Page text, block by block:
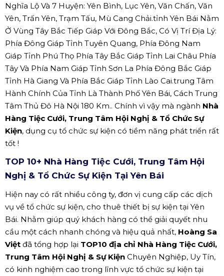
Nghĩa Lộ Và 7 Huyện: Yên Bình, Lục Yên, Văn Chấn, Văn
Yên, Trấn Yên, Trạm Tấu, Mù Cang Chải.tỉnh Yên Bái Nằm
Ở Vùng Tây Bắc Tiếp Giáp Với Đông Bắc, Có Vị Trí Địa Lý:
Phía Đông Giáp Tỉnh Tuyên Quang, Phía Đông Nam
Giáp Tỉnh Phú Thọ Phía Tây Bắc Giáp Tỉnh Lai Châu Phía
Tây Và Phía Nam Giáp Tỉnh Sơn La Phía Đông Bắc Giáp
Tỉnh Hà Giang Và Phía Bắc Giáp Tỉnh Lào Cai.trung Tâm
Hành Chính Của Tỉnh Là Thành Phố Yên Bái, Cách Trung
Tâm Thủ Đô Hà Nội 180 Km.. Chính vì vậy mà ngành Nhà
Hàng Tiệc Cưới, Trung Tâm Hội Nghị & Tổ Chức Sự
Kiện, dụng cụ tổ chức sự kiện có tiềm năng phát triển rất
tốt !
TOP 10+ Nhà Hàng Tiệc Cưới, Trung Tâm Hội
Nghị & Tổ Chức Sự Kiện Tại Yên Bái
Hiện nay có rất nhiều công ty, đơn vị cung cấp các dịch
vụ về tổ chức sự kiện, cho thuê thiết bị sự kiện tại Yên
Bái. Nhằm giúp quý khách hàng có thể giải quyết nhu
cầu một cách nhanh chóng và hiệu quả nhất, Hoàng Sa
Việt đã tổng hợp lại TOP10 địa chỉ Nhà Hàng Tiệc Cưới,
Trung Tâm Hội Nghị & Sự Kiện Chuyên Nghiệp, Uy Tín,
có kinh nghiệm cao trong lĩnh vực tổ chức sự kiện tại